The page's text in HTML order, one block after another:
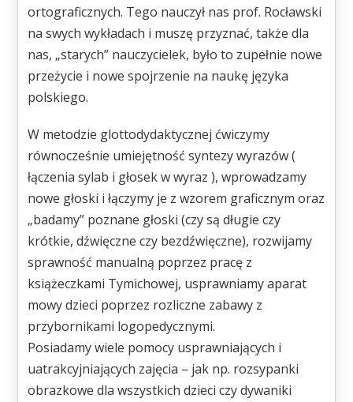
ortograficznych. Tego nauczył nas prof. Rocławski
na swych wykładach i muszę przyznać, także dla
nas, „starych” nauczycielek, było to zupełnie nowe
przeżycie i nowe spojrzenie na naukę języka
polskiego.
W metodzie glottodydaktycznej ćwiczymy
równocześnie umiejętność syntezy wyrazów (
łączenia sylab i głosek w wyraz ), wprowadzamy
nowe głoski i łączymy je z wzorem graficznym oraz
„badamy” poznane głoski (czy są długie czy
krótkie, dźwięczne czy bezdźwięczne), rozwijamy
sprawność manualną poprzez pracę z
książeczkami Tymichowej, usprawniamy aparat
mowy dzieci poprzez rozliczne zabawy z
przybornikami logopedycznymi.
Posiadamy wiele pomocy usprawniających i
uatrakcyjniających zajęcia – jak np. rozsypanki
obrazkowe dla wszystkich dzieci czy dywaniki